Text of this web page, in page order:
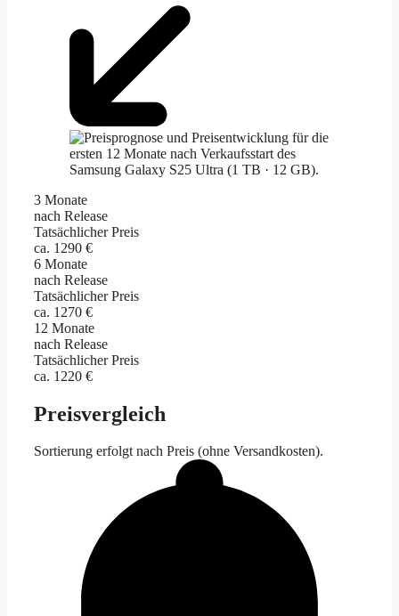
3 Monate
nach Release
Tatsächlicher Preis
ca. 1290 €
6 Monate
nach Release
Tatsächlicher Preis
ca. 1270 €
12 Monate
nach Release
Tatsächlicher Preis
ca. 1220 €
Preisvergleich
Sortierung erfolgt nach Preis (ohne Versandkosten).